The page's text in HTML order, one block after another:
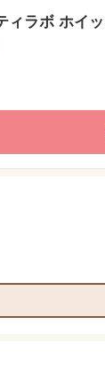
ィラボ ホイ